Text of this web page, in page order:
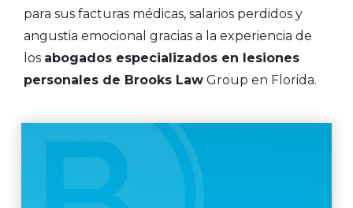
para sus facturas médicas, salarios perdidos y
angustia emocional gracias a la experiencia de
los abogados especializados en lesiones
personales de Brooks Law Group en Florida.